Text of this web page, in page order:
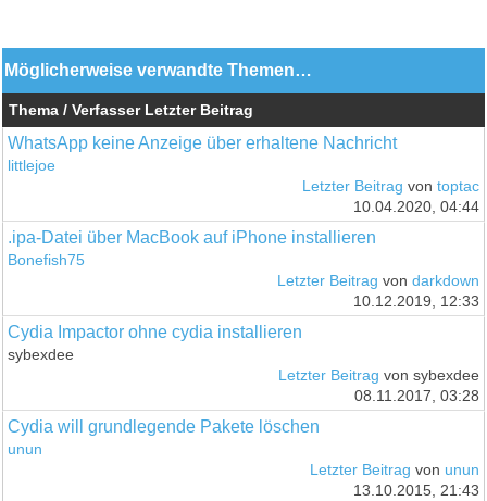
Möglicherweise verwandte Themen…
Thema / Verfasser Letzter Beitrag
WhatsApp keine Anzeige über erhaltene Nachricht
littlejoe
Letzter Beitrag von toptac
10.04.2020, 04:44
.ipa-Datei über MacBook auf iPhone installieren
Bonefish75
Letzter Beitrag von darkdown
10.12.2019, 12:33
Cydia Impactor ohne cydia installieren
sybexdee
Letzter Beitrag von sybexdee
08.11.2017, 03:28
Cydia will grundlegende Pakete löschen
unun
Letzter Beitrag von unun
13.10.2015, 21:43